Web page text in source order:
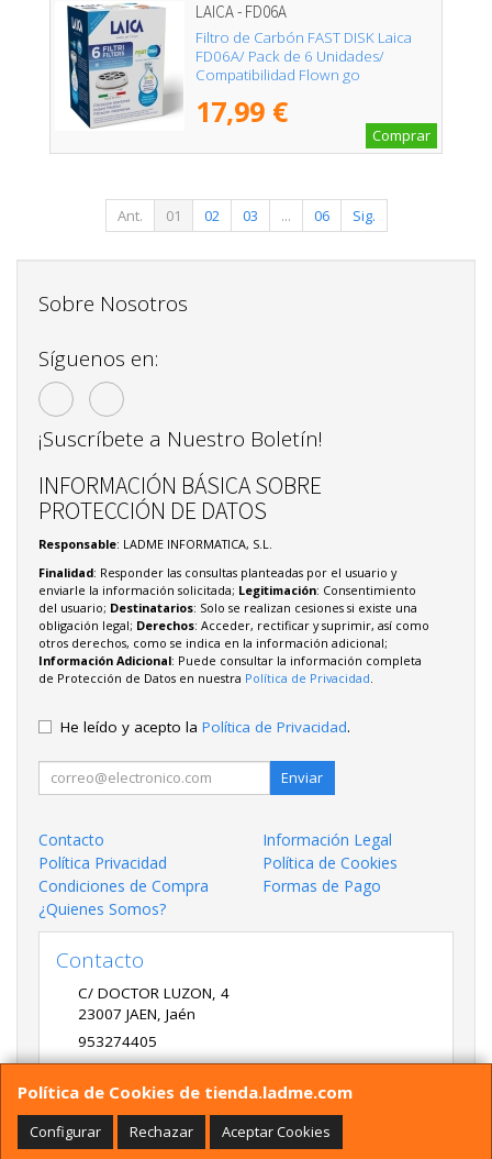
LAICA - FD06A
Filtro de Carbón FAST DISK Laica
FD06A/ Pack de 6 Unidades/
Compatibilidad Flown go
17,99 €
Comprar
Ant. 01 02 03 ... 06 Sig.
Política de Cookies de tienda.ladme.com
Configurar Rechazar Aceptar Cookies
Sobre Nosotros
Síguenos en:
¡Suscríbete a Nuestro Boletín!
INFORMACIÓN BÁSICA SOBRE
PROTECCIÓN DE DATOS
Responsable: LADME INFORMATICA, S.L.
Finalidad: Responder las consultas planteadas por el usuario y
enviarle la información solicitada; Legitimación: Consentimiento
del usuario; Destinatarios: Solo se realizan cesiones si existe una
obligación legal; Derechos: Acceder, rectificar y suprimir, así como
otros derechos, como se indica en la información adicional;
Información Adicional: Puede consultar la información completa
de Protección de Datos en nuestra Política de Privacidad.
He leído y acepto la Política de Privacidad.
Enviar
Contacto
Información Legal
Política Privacidad
Política de Cookies
Condiciones de Compra
Formas de Pago
¿Quienes Somos?
Contacto
C/ DOCTOR LUZON, 4
23007 JAEN, Jaén
953274405
LADME@LADME.COM
Horario